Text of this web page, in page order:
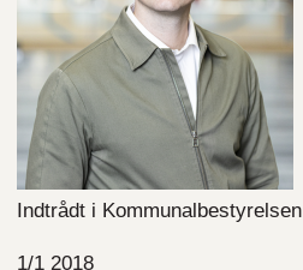
Indtrådt i Kommunalbestyrelsen
1/1 2018